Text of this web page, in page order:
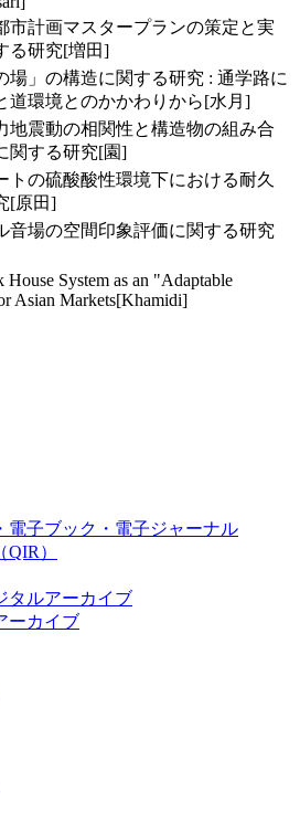
市計画マスタープランの策定と実
る研究[増田]
場」の構造に関する研究 : 通学路に
道環境とのかかわりから[水月]
地震動の相関性と構造物の組み合
関する研究[園]
トの硫酸酸性環境下における耐久
[原田]
音場の空間印象評価に関する研究
System as an "Adaptable
Asian Markets[Khamidi]
電子ブック・電子ジャーナル
）
タルアーカイブ
ーカイブ